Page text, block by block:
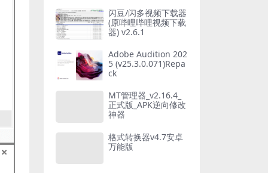
闪豆/闪多视频下载器
(原哔哩哔哩视频下载
器) v2.6.1
Adobe Audition 202
5 (v25.3.0.071)Repa
ck
MT管理器_v2.16.4_
正式版_APK逆向修改
神器
格式转换器v4.7安卓
万能版